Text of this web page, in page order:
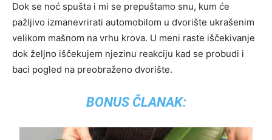
Dok se noć spušta i mi se prepuštamo snu, kum će
pažljivo izmanevrirati automobilom u dvorište ukrašenim
velikom mašnom na vrhu krova. U meni raste iščekivanje
dok željno iščekujem njezinu reakciju kad se probudi i
baci pogled na preobraženo dvorište.
BONUS ČLANAK: